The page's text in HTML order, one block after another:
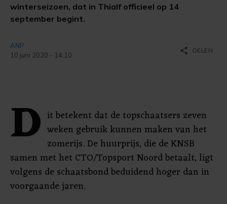
winterseizoen, dat in Thialf officieel op 14
september begint.
ANP
10 juni 2020 - 14:10
share DELEN
D it betekent dat de topschaatsers zeven
weken gebruik kunnen maken van het
zomerijs. De huurprijs, die de KNSB
samen met het CTO/Topsport Noord betaalt, ligt
volgens de schaatsbond beduidend hoger dan in
voorgaande jaren.